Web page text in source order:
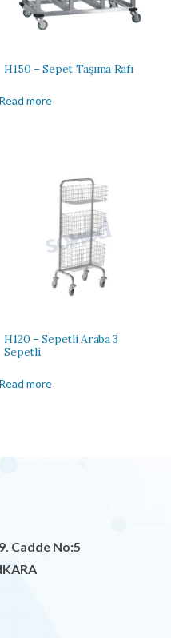
H150 – Sepet Taşıma Rafı
Read more
H120 – Sepetli Araba 3
Sepetli
Read more
Cadde No:5